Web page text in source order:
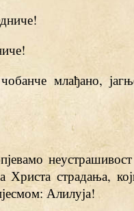
млађано,
Христа страдања,
Алилуја!